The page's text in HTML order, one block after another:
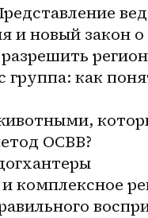
и новый закон
группа: как
ОСВВ?
комплексное